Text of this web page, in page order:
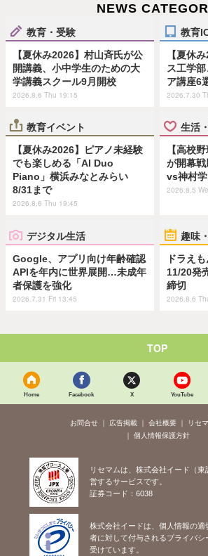
NEWS
教育・受験
【夏休み2026】村山斉氏が公
開講義、小中学生のための大
学講義スクール9月開校
2026.8.6 Thu 19:15
教育
【夏休
ス工学
ア講座6
2026.7.30
教育イベント
【夏休み2026】ピアノ未経験
でも楽しめる「AI Duo
Piano」横浜みなとみらい
8/31まで
2026.8.6 Thu 19:45
生活
【高校
が開幕
vs神村
2026.8.5
デジタル生活
Google、アプリ向け年齢確認
APIを年内に世界展開…未成年
者保護を強化
2026.7.31 Fri 13:45
趣味
ドラえ
11/20発
締切
2026.8.6
TOP
Home Facebook X YouTube
お問合せ 広告掲載 会社概要
リセ
個人情報保護方針
リセマムは、株式会社イード（
営するサービスです。
証券コード：6038
株式会社イードは、個人情報の適
者に対して付与されるプライバシ
受けています。